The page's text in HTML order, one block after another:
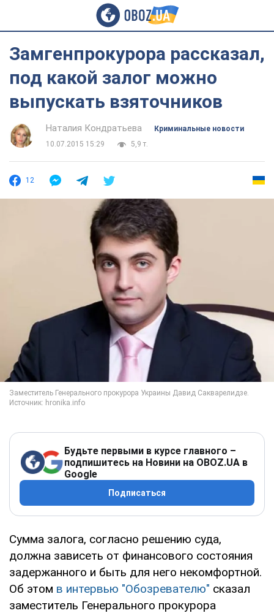
Замгенпрокурора рассказал,
под какой залог можно
выпускать взяточников
Наталия Кондратьева
Криминальные новости
10.07.2015 15:29
5,9 т.
12
Будьте первыми в курсе главного –
подпишитесь на Новини на OBOZ.UA в
Google
Подписаться
Сумма залога, согласно решению суда,
должна зависеть от финансового состояния
задержанного и быть для него некомфортной.
Об этом в интервью "Обозревателю" сказал
заместитель Генерального прокурора